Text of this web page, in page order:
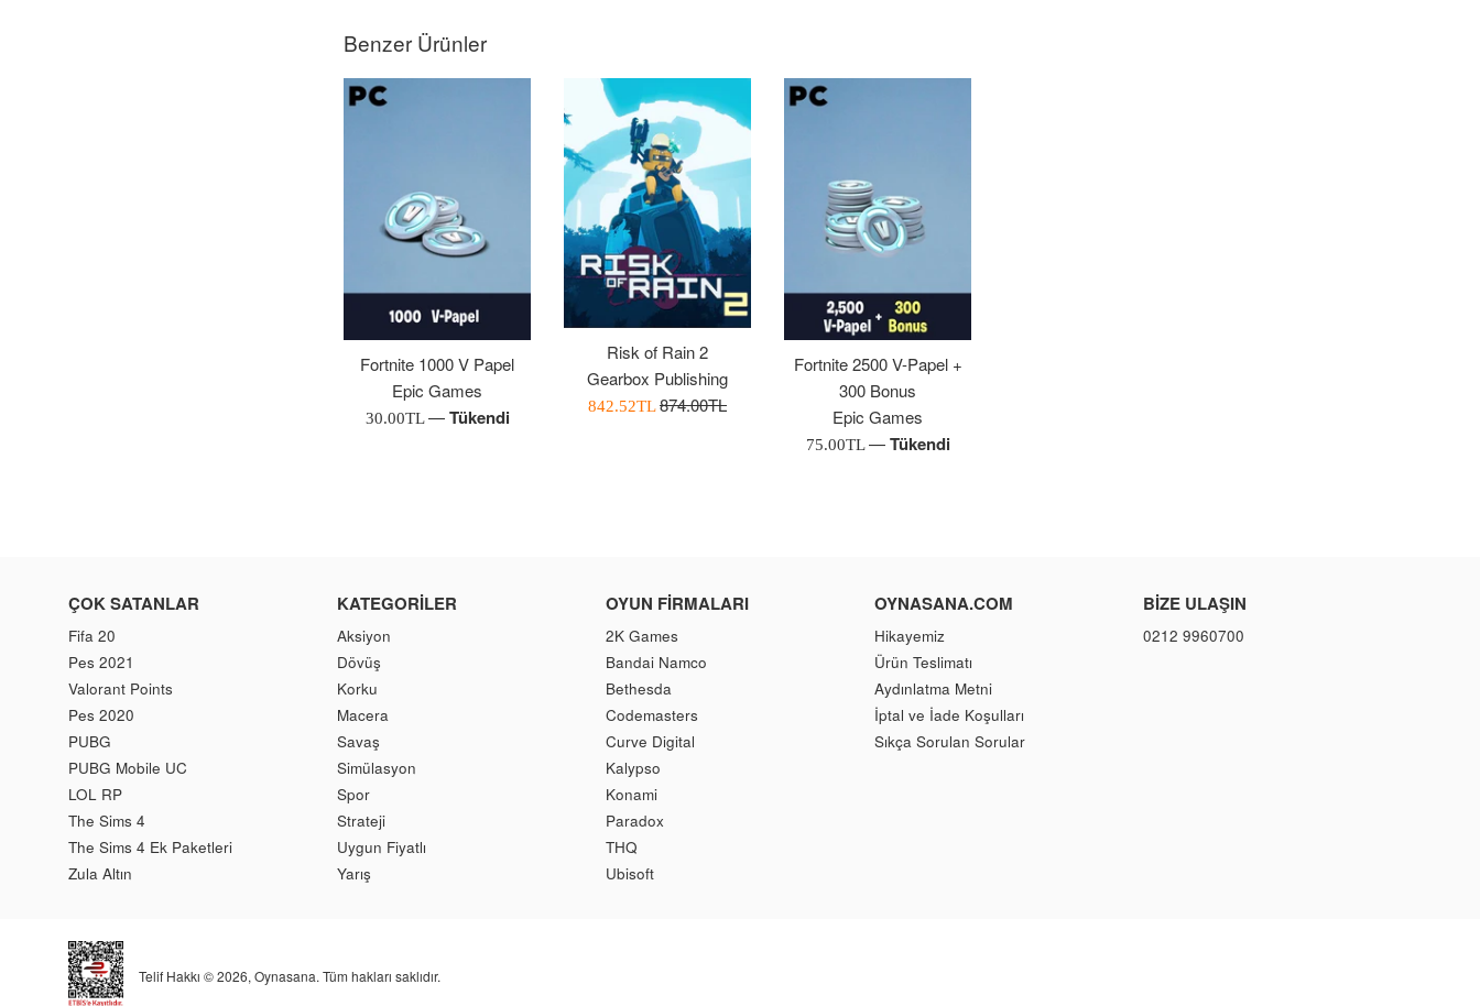
Benzer Ürünler
Fortnite 1000 V Papel
Epic Games
Normal
30.00TL—Tükendi
Risk of Rain 2
Gearbox Publishing
İndirimli
842.52TLNormal
874.00TL
Fortnite 2500 V-Papel +
300 Bonus
Epic Games
Normal
75.00TL—Tükendi
ÇOK SATANLAR
Fifa 20
Pes 2021
Valorant Points
Pes 2020
PUBG
PUBG Mobile UC
LOL RP
The Sims 4
The Sims 4 Ek Paketleri
Zula Altın
KATEGORILER
Aksiyon
Dövüş
Korku
Macera
Savaş
Simülasyon
Spor
Strateji
Uygun Fiyatlı
Yarış
OYUN FIRMALARI
2K Games
Bandai Namco
Bethesda
Codemasters
Curve Digital
Kalypso
Konami
Paradox
THQ
Ubisoft
OYNASANA.COM
Hikayemiz
Ürün Teslimatı
Aydınlatma Metni
İptal ve İade Koşulları
Sıkça Sorulan Sorular
BIZE ULAŞIN
0212 9960700
Telif Hakkı © 2026, Oynasana. Tüm hakları saklıdır.